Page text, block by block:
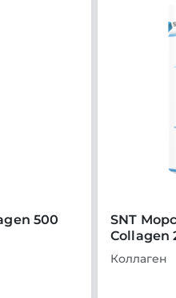
500
SNT
Collagen
Коллаген